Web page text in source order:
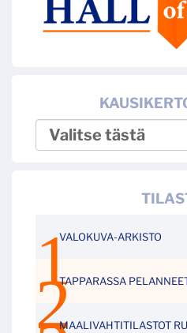
VALOKUVA-ARKISTO
TAPPARASSA
MAALIVAHTITILASTOT